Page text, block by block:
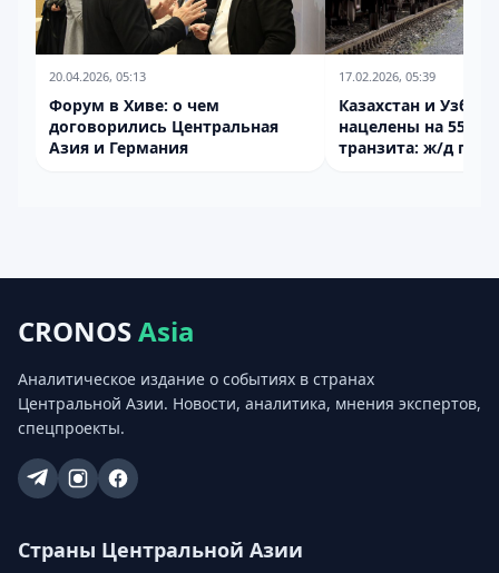
20.04.2026, 05:13
Форум в Хиве: о чем
договорились Центральная
Азия и Германия
17.02.2026, 05:39
Казахстан и
нацелены на 55
транзита: ж/д
CRONOSAsia
Аналитическое издание о событиях в странах
Центральной Азии. Новости, аналитика, мнения экспертов,
спецпроекты.
Страны Центральной Азии